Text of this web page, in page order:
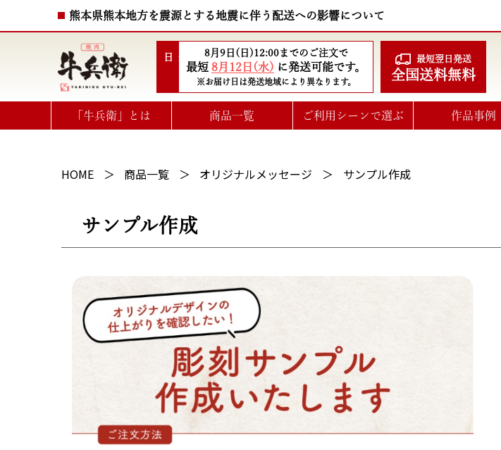
熊本県熊本地方を震源とする地震に伴う配送への影響について
配送日 8月9日(日)12:00までのご注文で
最短 8月12日(水) に発送可能です。
※お届け日は発送地域により異なります。
最短翌日発送
全国送料無料
「牛兵衛」とは 商品一覧 ご利用シーンで選ぶ 作品事例
HOME 商品一覧 オリジナルメッセージ サンプル作成
サンプル作成